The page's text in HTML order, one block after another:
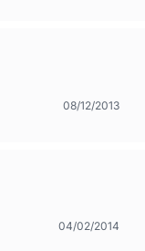
08/12/2013
04/02/2014